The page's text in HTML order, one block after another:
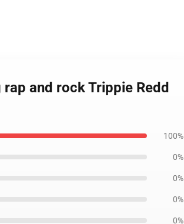
and rock Trippie Redd
100%
0%
0%
0%
0%